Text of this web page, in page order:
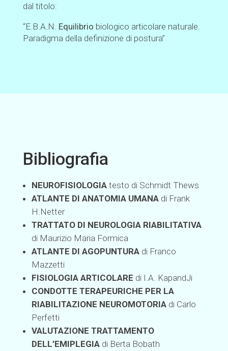
dal titolo:
“E.B.A.N. Equilibrio biologico articolare naturale.
Paradigma della definizione di postura”
Bibliografia
NEUROFISIOLOGIAtesto di Schmidt Thews
ATLANTE DI ANATOMIA UMANAdi Frank
H.Netter
TRATTATO DI NEUROLOGIA RIABILITATIVA
di Maurizio Maria Formica
ATLANTE DI AGOPUNTURAdi Franco
Mazzetti
FISIOLOGIA ARTICOLARE di I.A. KapandJi
CONDOTTE TERAPEURICHE PER LA
RIABILITAZIONE NEUROMOTORIAdi Carlo
Perfetti
VALUTAZIONE TRATTAMENTO
DELL’EMIPLEGIAdi Berta Bobath